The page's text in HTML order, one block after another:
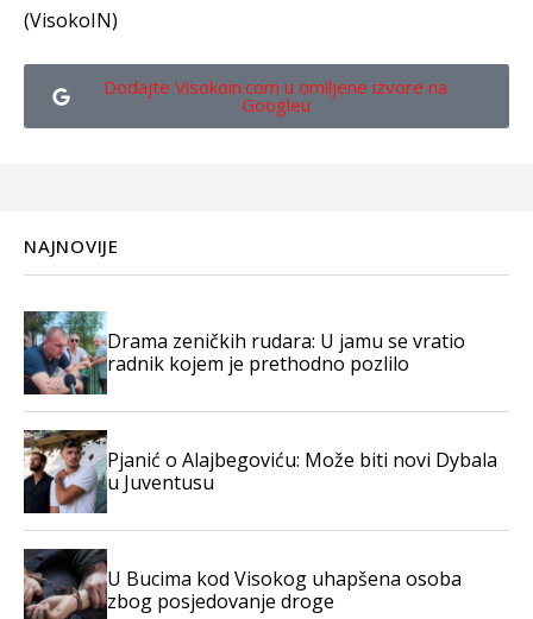
(VisokoIN)
Dodajte Visokoin.com u omiljene izvore na
Googleu
NAJNOVIJE
Drama zeničkih rudara: U jamu se vratio
radnik kojem je prethodno pozlilo
Pjanić o Alajbegoviću: Može biti novi Dybala
u Juventusu
U Bucima kod Visokog uhapšena osoba
zbog posjedovanje droge